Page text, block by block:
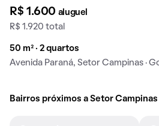
R$ 1.600 aluguel
R$ 1.920 total
50 m² · 2 quartos
Avenida Paraná, Setor Campinas ·
Bairros próximos a Setor Campinas